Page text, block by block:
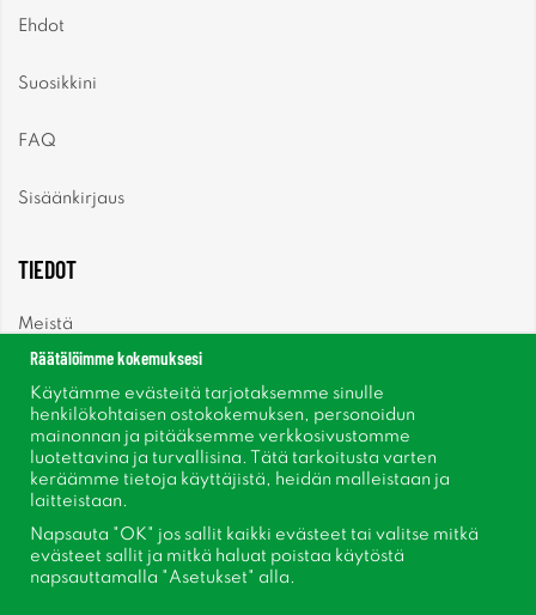
Ehdot
Suosikkini
FAQ
Sisäänkirjaus
TIEDOT
Meistä
Uutiset
Uutiskirje
Tietoja evästeistä
Inspiraatiota
Räätälöimme kokemuksesi
Käytämme evästeitä tarjotaksemme sinulle
henkilökohtaisen ostokokemuksen, personoidun
mainonnan ja pitääksemme verkkosivustomme
luotettavina ja turvallisina. Tätä tarkoitusta varten
keräämme tietoja käyttäjistä, heidän malleistaan ​​ja
laitteistaan.
Napsauta "OK" jos sallit kaikki evästeet tai valitse mitkä
evästeet sallit ja mitkä haluat poistaa käytöstä
napsauttamalla "Asetukset" alla.